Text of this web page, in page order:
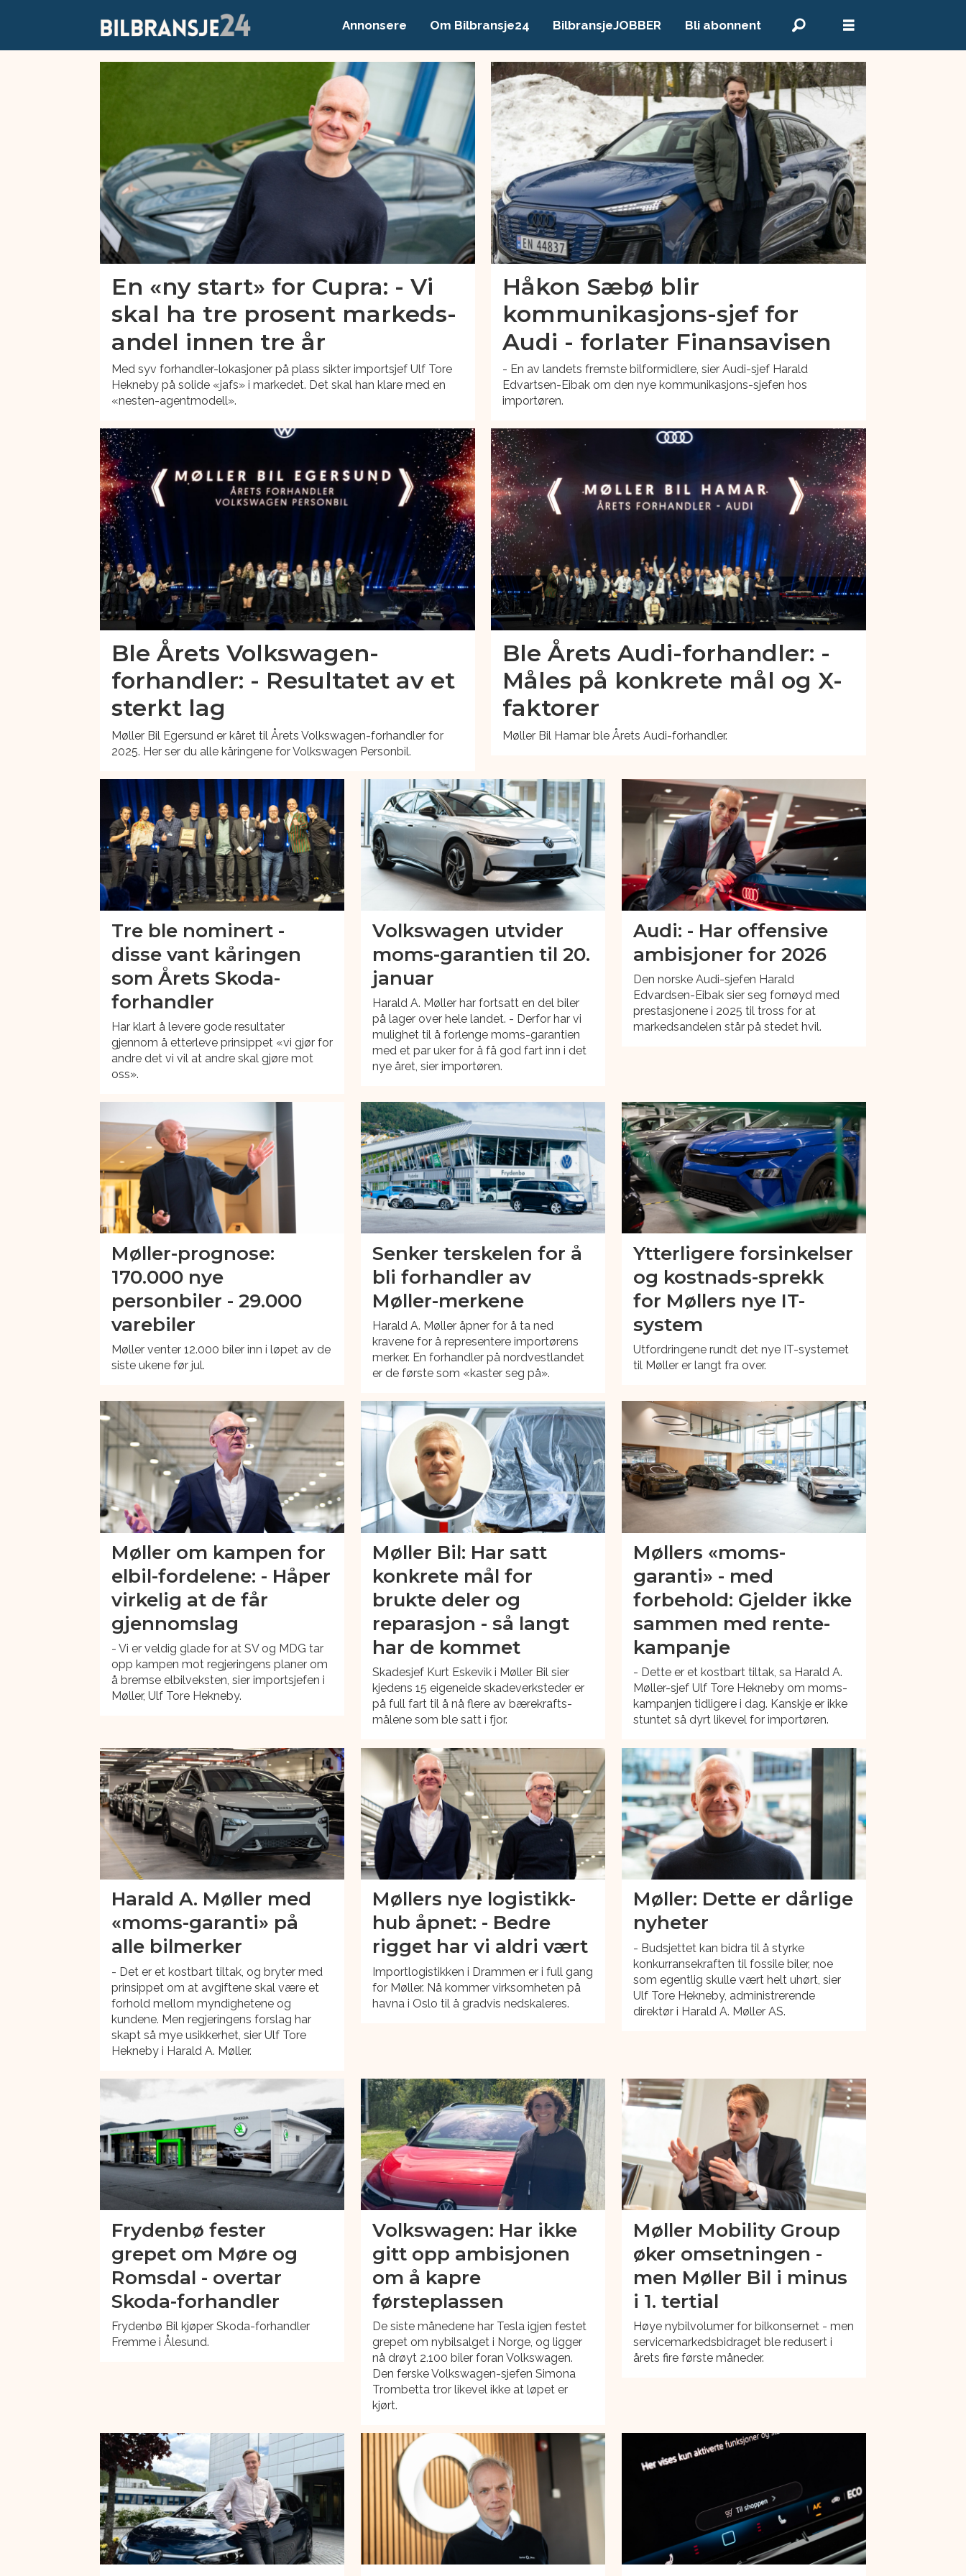
Annonsere Om Bilbransje24 BilbransjeJOBBER Bli abonnent
En «ny start» for Cupra: - Vi
skal ha tre prosent markeds-
andel innen tre år
Med syv forhandler-lokasjoner på plass sikter importsjef Ulf Tore
Hekneby på solide «jafs» i markedet. Det skal han klare med en
«nesten-agentmodell».
Håkon Sæbø blir
kommunikasjons-sjef for
Audi - forlater Finansavisen
- En av landets fremste bilformidlere, sier Audi-sjef Harald
Edvartsen-Eibak om den nye kommunikasjons-sjefen hos
importøren.
Ble Årets Volkswagen-
forhandler: - Resultatet av et
sterkt lag
Møller Bil Egersund er kåret til Årets Volkswagen-forhandler for
2025. Her ser du alle kåringene for Volkswagen Personbil.
Ble Årets Audi-forhandler: -
Måles på konkrete mål og X-
faktorer
Møller Bil Hamar ble Årets Audi-forhandler.
Tre ble nominert -
disse vant kåringen
som Årets Skoda-
forhandler
Har klart å levere gode resultater
gjennom å etterleve prinsippet «vi gjør for
andre det vi vil at andre skal gjøre mot
oss».
Volkswagen utvider
moms-garantien til 20.
januar
Harald A. Møller har fortsatt en del biler
på lager over hele landet. - Derfor har vi
mulighet til å forlenge moms-garantien
med et par uker for å få god fart inn i det
nye året, sier importøren.
Audi: - Har offensive
ambisjoner for 2026
Den norske Audi-sjefen Harald
Edvardsen-Eibak sier seg fornøyd med
prestasjonene i 2025 til tross for at
markedsandelen står på stedet hvil.
Møller-prognose:
170.000 nye
personbiler - 29.000
varebiler
Møller venter 12.000 biler inn i løpet av de
siste ukene før jul.
Senker terskelen for å
bli forhandler av
Møller-merkene
Harald A. Møller åpner for å ta ned
kravene for å representere importørens
merker. En forhandler på nordvestlandet
er de første som «kaster seg på».
Ytterligere forsinkelser
og kostnads-sprekk
for Møllers nye IT-
system
Utfordringene rundt det nye IT-systemet
til Møller er langt fra over.
Møller om kampen for
elbil-fordelene: - Håper
virkelig at de får
gjennomslag
- Vi er veldig glade for at SV og MDG tar
opp kampen mot regjeringens planer om
å bremse elbilveksten, sier importsjefen i
Møller, Ulf Tore Hekneby.
Møller Bil: Har satt
konkrete mål for
brukte deler og
reparasjon - så langt
har de kommet
Skadesjef Kurt Eskevik i Møller Bil sier
kjedens 15 eigeneide skadeverksteder er
på full fart til å nå flere av bærekrafts-
målene som ble satt i fjor.
Møllers «moms-
garanti» - med
forbehold: Gjelder ikke
sammen med rente-
kampanje
- Dette er et kostbart tiltak, sa Harald A.
Møller-sjef Ulf Tore Hekneby om moms-
kampanjen tidligere i dag. Kanskje er ikke
stuntet så dyrt likevel for importøren.
Harald A. Møller med
«moms-garanti» på
alle bilmerker
- Det er et kostbart tiltak, og bryter med
prinsippet om at avgiftene skal være et
forhold mellom myndighetene og
kundene. Men regjeringens forslag har
skapt så mye usikkerhet, sier Ulf Tore
Hekneby i Harald A. Møller.
Møllers nye logistikk-
hub åpnet: - Bedre
rigget har vi aldri vært
Importlogistikken i Drammen er i full gang
for Møller. Nå kommer virksomheten på
havna i Oslo til å gradvis nedskaleres.
Møller: Dette er dårlige
nyheter
- Budsjettet kan bidra til å styrke
konkurransekraften til fossile biler, noe
som egentlig skulle vært helt uhørt, sier
Ulf Tore Hekneby, administrerende
direktør i Harald A. Møller AS.
Frydenbø fester
grepet om Møre og
Romsdal - overtar
Skoda-forhandler
Frydenbø Bil kjøper Skoda-forhandler
Fremme i Ålesund.
Volkswagen: Har ikke
gitt opp ambisjonen
om å kapre
førsteplassen
De siste månedene har Tesla igjen festet
grepet om nybilsalget i Norge, og ligger
nå drøyt 2.100 biler foran Volkswagen.
Den ferske Volkswagen-sjefen Simona
Trombetta tror likevel ikke at løpet er
kjørt.
Møller Mobility Group
øker omsetningen -
men Møller Bil i minus
i 1. tertial
Høye nybilvolumer for bilkonsernet - men
servicemarkedsbidraget ble redusert i
årets fire første måneder.